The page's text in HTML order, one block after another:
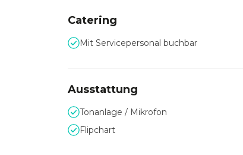
- Gastgarten mit bis zu 90 Sitzplätzen
- Seminarraum für max. 15 Personen
- Wickel - und Stillmöglichkeiten
Catering
Mit Servicepersonal buchbar
Ausstattung
Tonanlage / Mikrofon
Flipchart